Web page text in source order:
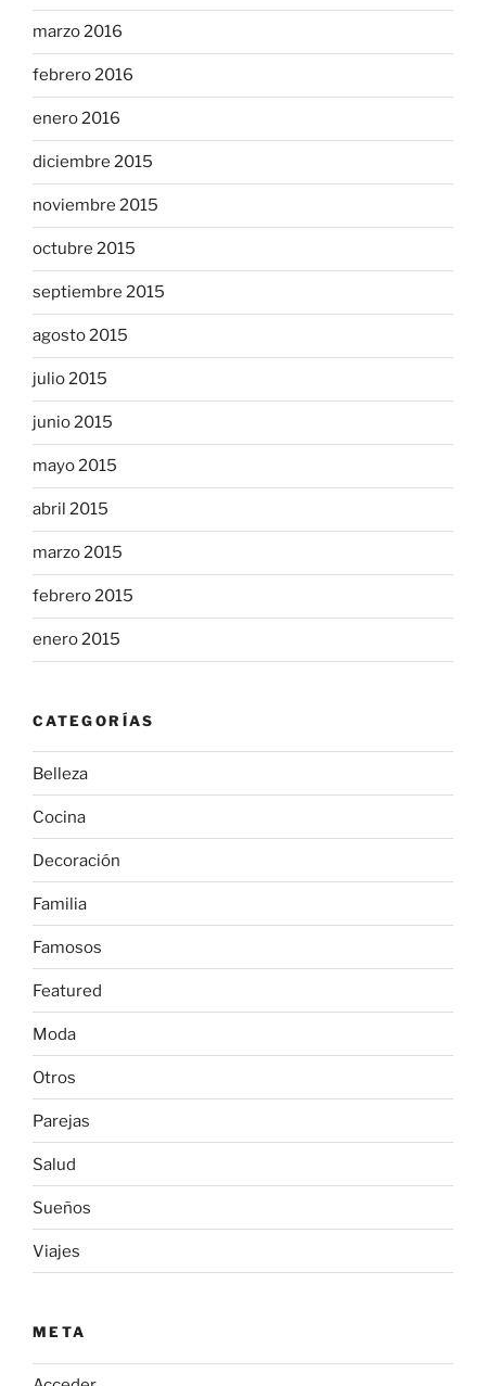
marzo 2016
febrero 2016
enero 2016
diciembre 2015
noviembre 2015
octubre 2015
septiembre 2015
agosto 2015
julio 2015
junio 2015
mayo 2015
abril 2015
marzo 2015
febrero 2015
enero 2015
CATEGORÍAS
Belleza
Cocina
Decoración
Familia
Famosos
Featured
Moda
Otros
Parejas
Salud
Sueños
Viajes
META